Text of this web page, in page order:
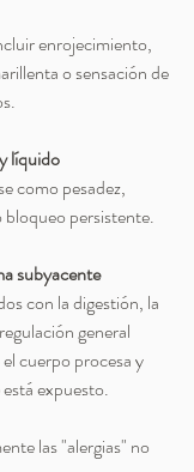
enrojecimiento,
o sensación de
líquido
como pesadez,
persistente.
subyacente
con la digestión, la
general
cuerpo procesa y
expuesto.
las "alergias" no